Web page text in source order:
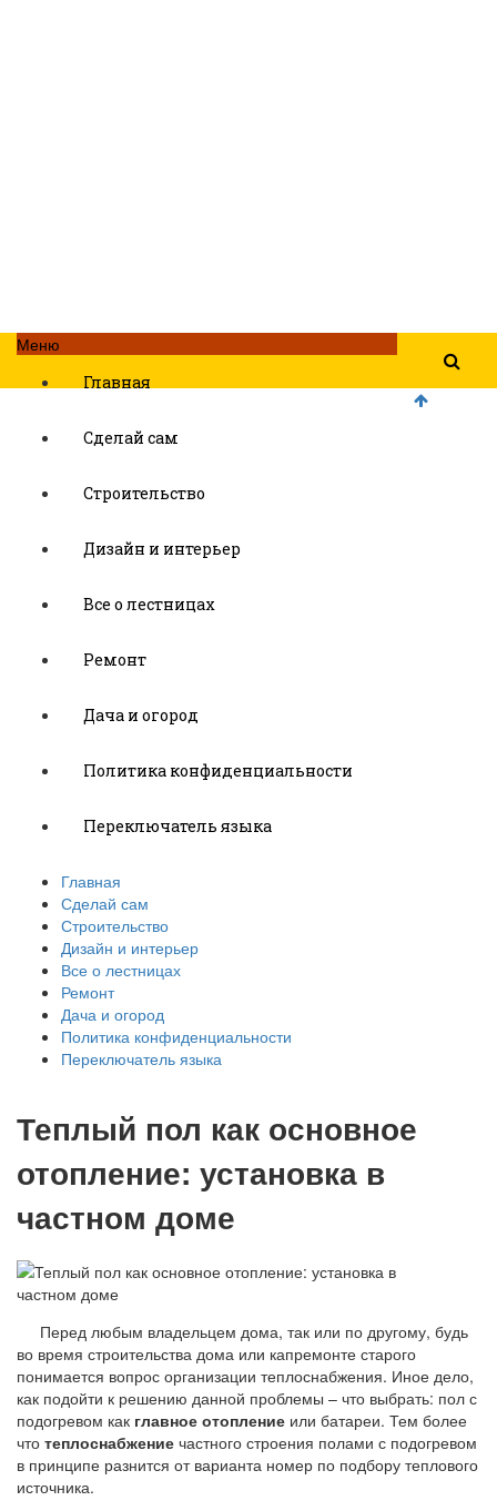
Меню
Главная
Сделай сам
Строительство
Дизайн и интерьер
Все о лестницах
Ремонт
Дача и огород
Политика конфиденциальности
Переключатель языка
Главная
Сделай сам
Строительство
Дизайн и интерьер
Все о лестницах
Ремонт
Дача и огород
Политика конфиденциальности
Переключатель языка
Теплый пол как основное
отопление: установка в
частном доме
Перед любым владельцем дома, так или по другому, будь
во время строительства дома или капремонте старого
понимается вопрос организации теплоснабжения. Иное дело,
как подойти к решению данной проблемы – что выбрать: пол с
подогревом как главное отопление или батареи. Тем более
что теплоснабжение частного строения полами с подогревом
в принципе разнится от варианта номер по подбору теплового
источника.